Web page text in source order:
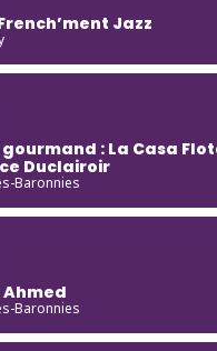
Jazz
gourmand : La Casa
Duclairoir
Baronnies
Ahmed
Baronnies